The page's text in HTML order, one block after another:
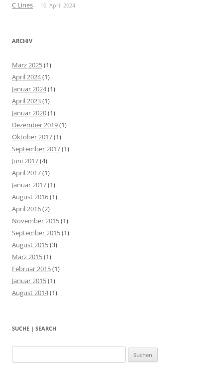
C Lines
10. April 2024
ARCHIV
März 2025(1)
April 2024(1)
Januar 2024(1)
April 2023(1)
Januar 2020(1)
Dezember 2019(1)
Oktober 2017(1)
September 2017(1)
Juni 2017(4)
April 2017(1)
Januar 2017(1)
August 2016(1)
April 2016(2)
November 2015(1)
September 2015(1)
August 2015(3)
März 2015(1)
Februar 2015(1)
Januar 2015(1)
August 2014(1)
SUCHE | SEARCH
nach: